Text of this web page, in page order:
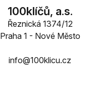
100klíčů, a.s.
Řeznická 1374/12
Praha 1 - Nové Město
info@100klicu.cz